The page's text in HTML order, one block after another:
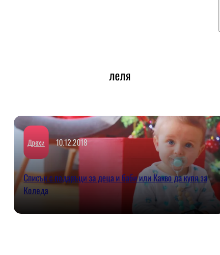
леля
Дрехи 10.12.2018
Списък с подаръци за деца и баби или Какво да купя за
Коледа